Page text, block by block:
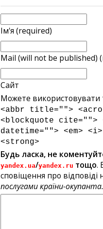
Ім'я (required)
Mail (will not be published)
Сайт
Можете використовувати
<abbr title="">
<blockquote cite="">
datetime=""> <em>
<strong>
Будь ласка, не
yandex.ua/yandex.ru тощо.
сповіщення про відповіді
послугами країни-